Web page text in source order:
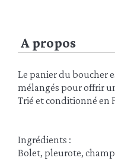
A propos
Le panier du boucher
mélangés pour offrir
Trié et conditionné en
Ingrédients :
Bolet, pleurote,